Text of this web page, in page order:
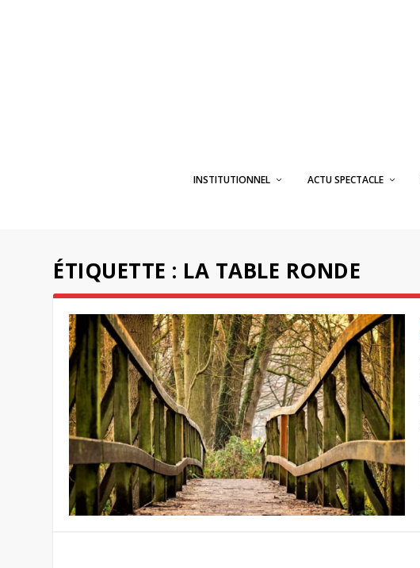
INSTITUTIONNEL ACTU SPECTACLE
ÉTIQUETTE : LA TABLE RONDE